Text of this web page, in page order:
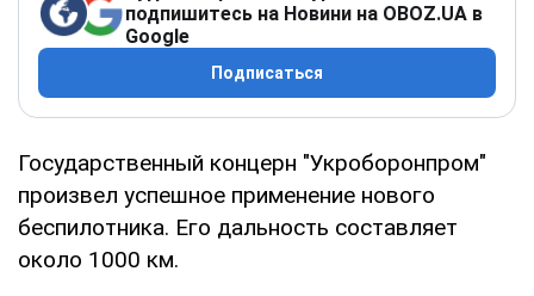
подпишитесь на Новини на OBOZ.UA в
Google
Подписаться
Государственный концерн "Укроборонпром"
произвел успешное применение нового
беспилотника. Его дальность составляет
около 1000 км.